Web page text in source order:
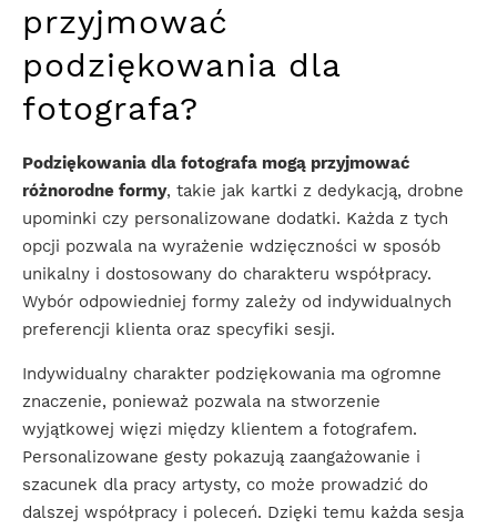
przyjmować
podziękowania dla
fotografa?
Podziękowania dla fotografa mogą przyjmować
różnorodne formy, takie jak kartki z dedykacją, drobne
upominki czy personalizowane dodatki. Każda z tych
opcji pozwala na wyrażenie wdzięczności w sposób
unikalny i dostosowany do charakteru współpracy.
Wybór odpowiedniej formy zależy od indywidualnych
preferencji klienta oraz specyfiki sesji.
Indywidualny charakter podziękowania ma ogromne
znaczenie, ponieważ pozwala na stworzenie
wyjątkowej więzi między klientem a fotografem.
Personalizowane gesty pokazują zaangażowanie i
szacunek dla pracy artysty, co może prowadzić do
dalszej współpracy i poleceń. Dzięki temu każda sesja